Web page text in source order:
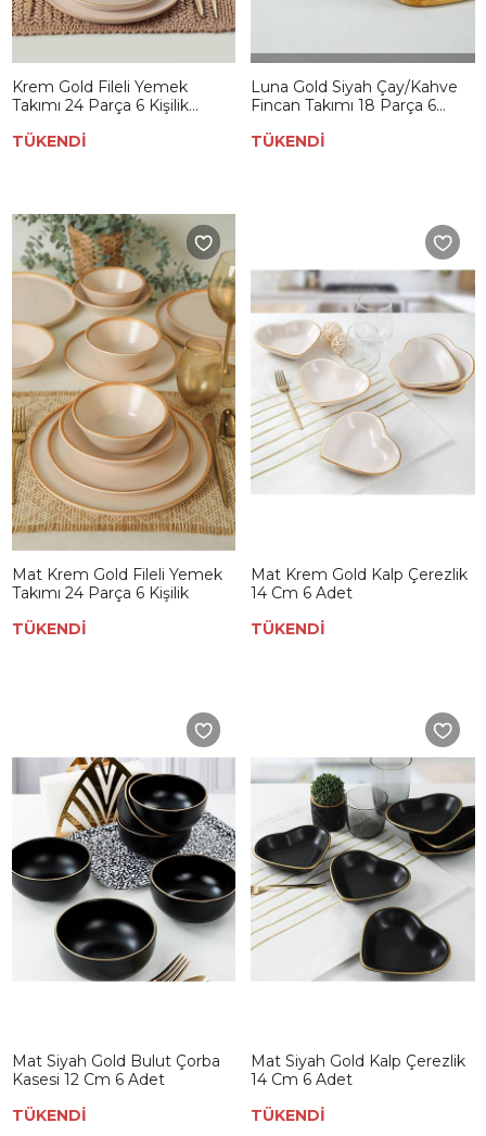
Krem Gold Fileli Yemek
Takımı 24 Parça 6 Kişilik
TÜKENDİ
Luna Gold Siyah Çay/Kahve
Fincan Takımı 18 Parça 6
TÜKENDİ
Mat Krem Gold Fileli Yemek
Takımı 24 Parça 6 Kişilik
TÜKENDİ
Mat Krem Gold Kalp Çerezlik
14 Cm 6 Adet
TÜKENDİ
Mat Siyah Gold Bulut Çorba
Kasesi 12 Cm 6 Adet
TÜKENDİ
Mat Siyah Gold Kalp Çerezlik
14 Cm 6 Adet
TÜKENDİ